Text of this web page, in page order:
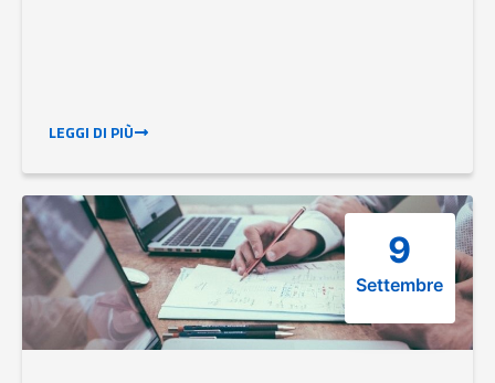
LEGGI DI PIÙ
9
Settembre